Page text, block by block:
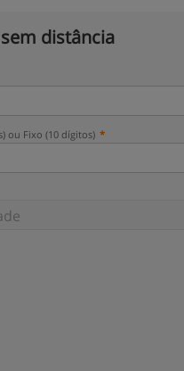
distância
ou Fixo (10 dígitos)